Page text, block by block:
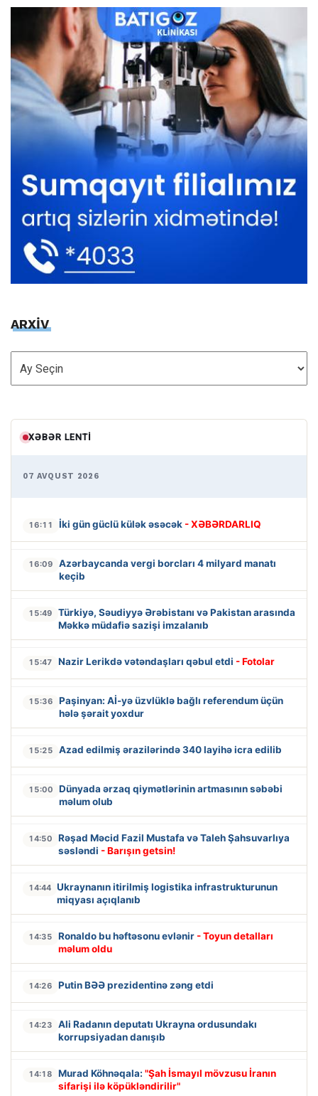
ARXİV
ARXİV
XƏBƏR LENTI
07 AVQUST 2026
16:11 İki gün güclü külək əsəcək - XƏBƏRDARLIQ
16:09
Azərbaycanda vergi borcları 4 milyard manatı
keçib
15:49
Türkiyə, Səudiyyə Ərəbistanı və Pakistan arasında
Məkkə müdafiə sazişi imzalanıb
15:47 Nazir Lerikdə vətəndaşları qəbul etdi - Fotolar
15:36
Paşinyan: Aİ-yə üzvlüklə bağlı referendum üçün
hələ şərait yoxdur
15:25 Azad edilmiş ərazilərində 340 layihə icra edilib
15:00
Dünyada ərzaq qiymətlərinin artmasının səbəbi
məlum olub
14:50
Rəşad Məcid Fazil Mustafa və Taleh Şahsuvarlıya
səsləndi - Barışın getsin!
14:44 Ukraynanın itirilmiş logistika infrastrukturunun
miqyası açıqlanıb
14:35 Ronaldo bu həftəsonu evlənir - Toyun detalları
məlum oldu
14:26 Putin BƏƏ prezidentinə zəng etdi
14:23
Ali Radanın deputatı Ukrayna ordusundakı
korrupsiyadan danışıb
14:18 Murad Köhnəqala: "Şah İsmayıl mövzusu İranın
sifarişi ilə köpükləndirilir"